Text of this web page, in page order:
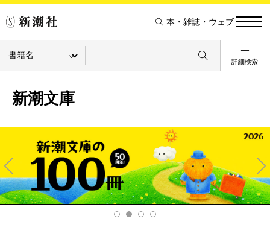
本・雑誌・ウェブ
詳細検索
新潮文庫
Pre
v
Ne
xt